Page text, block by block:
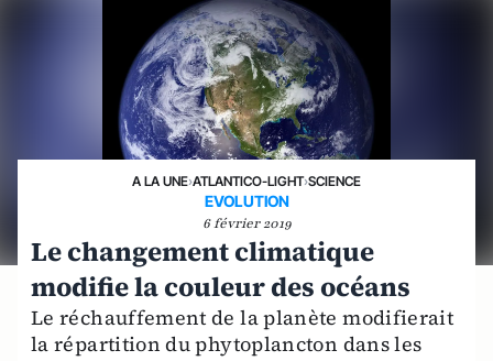
A LA UNE›ATLANTICO-LIGHT›SCIENCE
EVOLUTION
6 février 2019
Le changement climatique
modifie la couleur des océans
Le réchauffement de la planète modifierait
la répartition du phytoplancton dans les